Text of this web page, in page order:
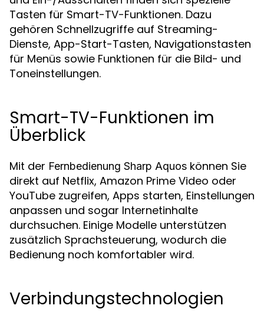
Tasten für Smart-TV-Funktionen. Dazu
gehören Schnellzugriffe auf Streaming-
Dienste, App-Start-Tasten, Navigationstasten
für Menüs sowie Funktionen für die Bild- und
Toneinstellungen.
Smart-TV-Funktionen im
Überblick
Mit der Fernbedienung Sharp Aquos können Sie
direkt auf Netflix, Amazon Prime Video oder
YouTube zugreifen, Apps starten, Einstellungen
anpassen und sogar Internetinhalte
durchsuchen. Einige Modelle unterstützen
zusätzlich Sprachsteuerung, wodurch die
Bedienung noch komfortabler wird.
Verbindungstechnologien